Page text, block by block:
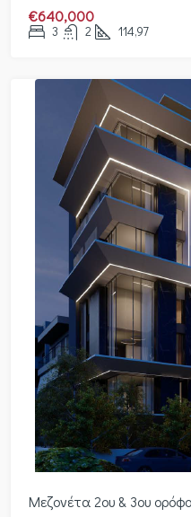
€640,000
3 2 114,97
Μεζονέτα 2ου & 3ου